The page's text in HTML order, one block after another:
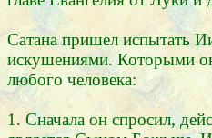
Сатана пришел испытать
искушениями. Которыми
любого человека:
1. Сначала он спросил,